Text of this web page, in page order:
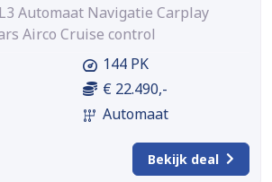
Automaat Navigatie Carplay
Airco Cruise control
144 PK
€ 22.490,-
Automaat
Bekijk deal